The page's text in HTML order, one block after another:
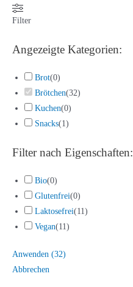
Filter
Angezeigte Kategorien:
Brot(0)
Brötchen(32)
Kuchen(0)
Snacks(1)
Filter nach Eigenschaften:
Bio(0)
Glutenfrei(0)
Laktosefrei(11)
Vegan(11)
Anwenden (32)
Abbrechen